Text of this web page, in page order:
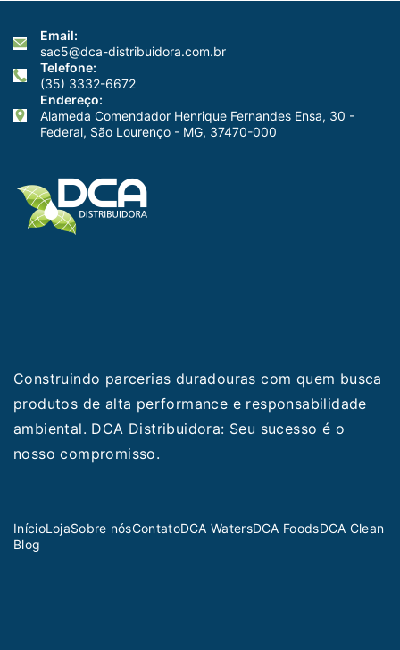
Email:
sac5@dca-distribuidora.com.br
Telefone:
(35) 3332-6672
Endereço:
Alameda Comendador Henrique Fernandes Ensa, 30 -
Federal, São Lourenço - MG, 37470-000
Construindo parcerias duradouras com quem busca
produtos de alta performance e responsabilidade
ambiental. DCA Distribuidora: Seu sucesso é o
nosso compromisso.
InícioLojaSobre nósContatoDCA WatersDCA FoodsDCA Clean
Blog